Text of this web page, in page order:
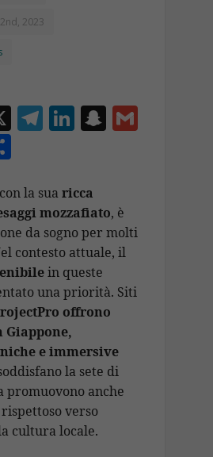
2023
X T
gr
a
m
Li
e
dI
n
S
c
h
at
G
C
n
di
vi
di
la suaricca
mozzafiato, è
da sogno per molti
contesto attuale, il
in queste
una priorità. Siti
offrono
Giappone,
e immersive
la sete di
promuovono anche
verso
cultura locale.